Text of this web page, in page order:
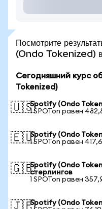
Посмотрите
(Ondo Tokenized) в
Сегодняшний курс
Tokenized)
🇺🇸Spotify (Ondo
1 SPOTon равен
🇪🇺Spotify (Ondo
1 SPOTon равен
🇬🇧Spotify (Ondo
стерлингов
1 SPOTon равен
🇯🇵Spotify (Ondo